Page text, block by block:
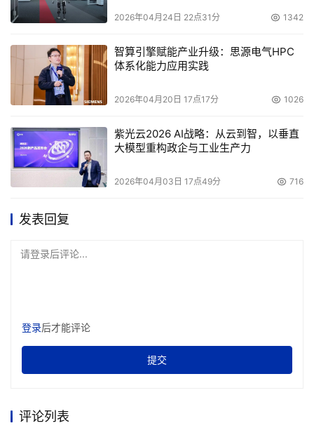
2026年04月24日 22点31分 1342
智算引擎赋能产业升级：思源电气HPC
体系化能力应用实践
2026年04月20日 17点17分 1026
紫光云2026 AI战略：从云到智，以垂直
大模型重构政企与工业生产力
2026年04月03日 17点49分 716
发表回复
请登录后评论...
登录后才能评论
提交
评论列表